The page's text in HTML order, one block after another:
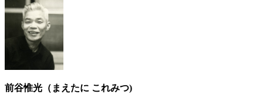
前谷惟光（まえたに これみつ)